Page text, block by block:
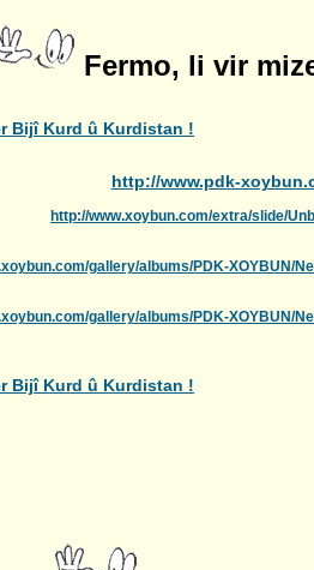
Fermo, li vir
! Her Bijî Kurd û Kurdistan !
http://www.pdk-
http://www.xoybun.com/extra/slide/
gallery/albums/PDK-XOYBUN/
gallery/albums/PDK-XOYBUN/
! Her Bijî Kurd û Kurdistan !